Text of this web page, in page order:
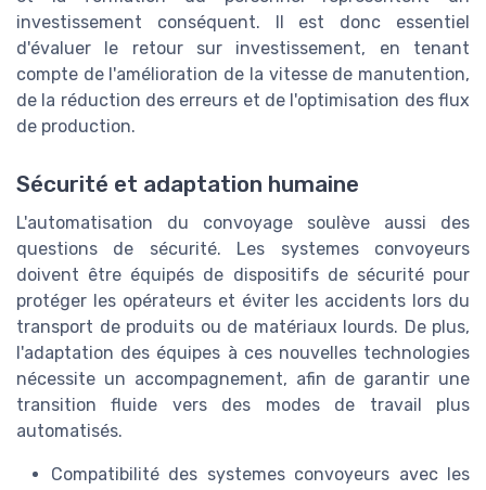
investissement conséquent. Il est donc essentiel
d'évaluer le retour sur investissement, en tenant
compte de l'amélioration de la vitesse de manutention,
de la réduction des erreurs et de l'optimisation des flux
de production.
Sécurité et adaptation humaine
L'automatisation du convoyage soulève aussi des
questions de sécurité. Les systemes convoyeurs
doivent être équipés de dispositifs de sécurité pour
protéger les opérateurs et éviter les accidents lors du
transport de produits ou de matériaux lourds. De plus,
l'adaptation des équipes à ces nouvelles technologies
nécessite un accompagnement, afin de garantir une
transition fluide vers des modes de travail plus
automatisés.
Compatibilité des systemes convoyeurs avec les